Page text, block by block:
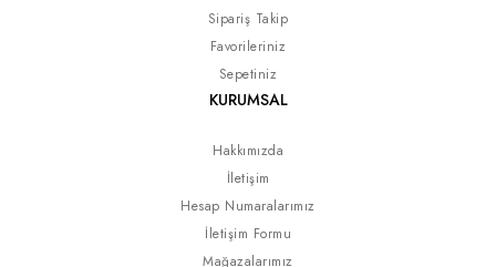
Sipariş Takip
Favorileriniz
Sepetiniz
KURUMSAL
Hakkımızda
İletişim
Hesap Numaralarımız
İletişim Formu
Mağazalarımız